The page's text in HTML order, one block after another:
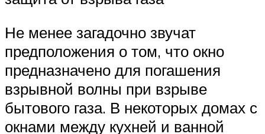
Не менее загадочно звучат
предположения о том, что окно
предназначено для погашения
взрывной волны при взрыве
бытового газа. В некоторых домах с
окнами между кухней и ванной